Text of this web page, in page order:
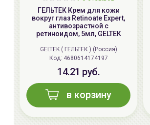
ГЕЛЬТЕК Крем для кожи
вокруг глаз Retinoate Expert,
антивозрастной с
ретиноидом, 5мл, GELTEK
GELTEK ( ГЕЛЬТЕК ) (Россия)
Код: 4680614174197
14.21 руб.
в корзину